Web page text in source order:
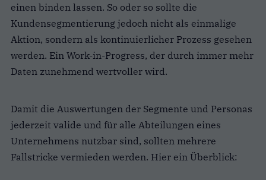
einen binden lassen. So oder so sollte die
Kundensegmentierung jedoch nicht als einmalige
Aktion, sondern als kontinuierlicher Prozess gesehen
werden. Ein Work-in-Progress, der durch immer mehr
Daten zunehmend wertvoller wird.
Damit die Auswertungen der Segmente und Personas
jederzeit valide und für alle Abteilungen eines
Unternehmens nutzbar sind, sollten mehrere
Fallstricke vermieden werden. Hier ein Überblick: